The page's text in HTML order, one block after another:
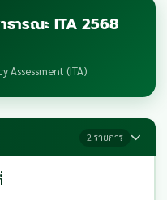
ธารณะ ITA 2568
Assessment (ITA)
2 รายการ